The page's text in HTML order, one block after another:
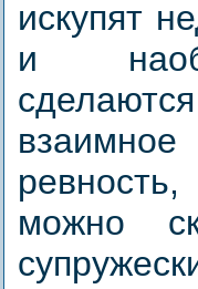
искупят
и
можно